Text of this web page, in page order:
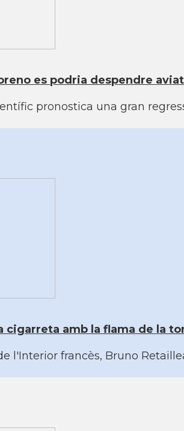
es podria despendre
pronostica una gran
cigarreta amb la flama de la
l'Interior francès, Bruno